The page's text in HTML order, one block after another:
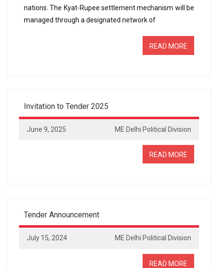
nations. The Kyat-Rupee settlement mechanism will be
managed through a designated network of
READ MORE
Invitation to Tender 2025
June 9, 2025 ME Delhi Political Division
READ MORE
Tender Announcement
July 15, 2024 ME Delhi Political Division
READ MORE